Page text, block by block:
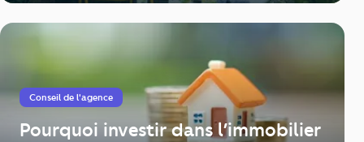
Conseil de l'agence
Pourquoi investir dans l’immobilier